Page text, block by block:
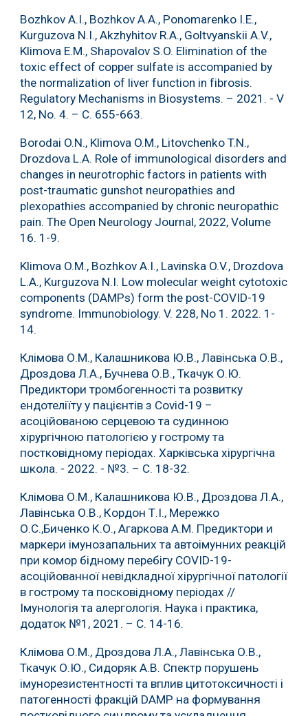
Bozhkov A.I., Bozhkov A.A., Ponomarenko I.E.,
Kurguzova N.I., Akzhyhitov R.A., Goltvyanskii A.V.,
Klimova E.M., Shapovalov S.O. Elimination of the
toxic effect of copper sulfate is accompanied by
the normalization of liver function in fibrosis.
Regulatory Mechanisms in Biosystems. – 2021. - V
12, No. 4. – С. 655-663.
Borodai O.N., Klimova O.M., Litovchenko T.N.,
Drozdova L.A. Role of immunological disorders and
changes in neurotrophic factors in patients with
post-traumatic gunshot neuropathies and
plexopathies accompanied by chronic neuropathic
pain. The Open Neurology Journal, 2022, Volume
16. 1-9.
Klimova O.M., Bozhkov A.I., Lavinska O.V., Drozdova
L.A., Kurguzova N.I. Low molecular weight cytotoxic
components (DAMPs) form the post-COVID-19
syndrome. Immunobiology. V. 228, No 1. 2022. 1-
14.
Клімова О.М., Калашникова Ю.В., Лавінська О.В.,
Дроздова Л.А., Бучнева О.В., Ткачук О.Ю.
Предиктори тромбогенності та розвитку
ендотеліїту у пацієнтів з Сovid-19 –
асоційованою серцевою та судинною
хірургічною патологією у гострому та
постковідному періодах. Харківська хірургічна
школа. - 2022. - №3. – С. 18-32.
Клімова О.М., Калашникова Ю.В., Дроздова Л.А.,
Лавінська О.В., Кордон Т.І., Мережко
О.С.,Биченко К.О., Агаркова А.М. Предиктори и
маркери імунозапальних та автоімунних реакцій
при комор бідному перебігу COVID-19-
асоційованної невідкладної хірургічної патології
в гострому та посковідному періодах //
Імунологія та алергологія. Наука і практика,
додаток №1, 2021. – С. 14-16.
Клімова О.М., Дроздова Л.А., Лавінська О.В.,
Ткачук О.Ю., Сидоряк А.В. Спектр порушень
імунорезистентності та вплив цитотоксичності і
патогенності фракцій DAMP на формування